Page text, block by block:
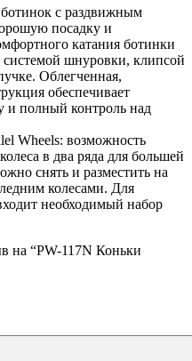
с раздвижным
посадку и
катания ботинки
системой шнуровки, клипсой
Облегченная,
обеспечивает
и полный контроль над
Wheels: возможность
в два ряда для большей
снять и разместить на
колесами. Для
необходимый набор
на “PW-117N Коньки